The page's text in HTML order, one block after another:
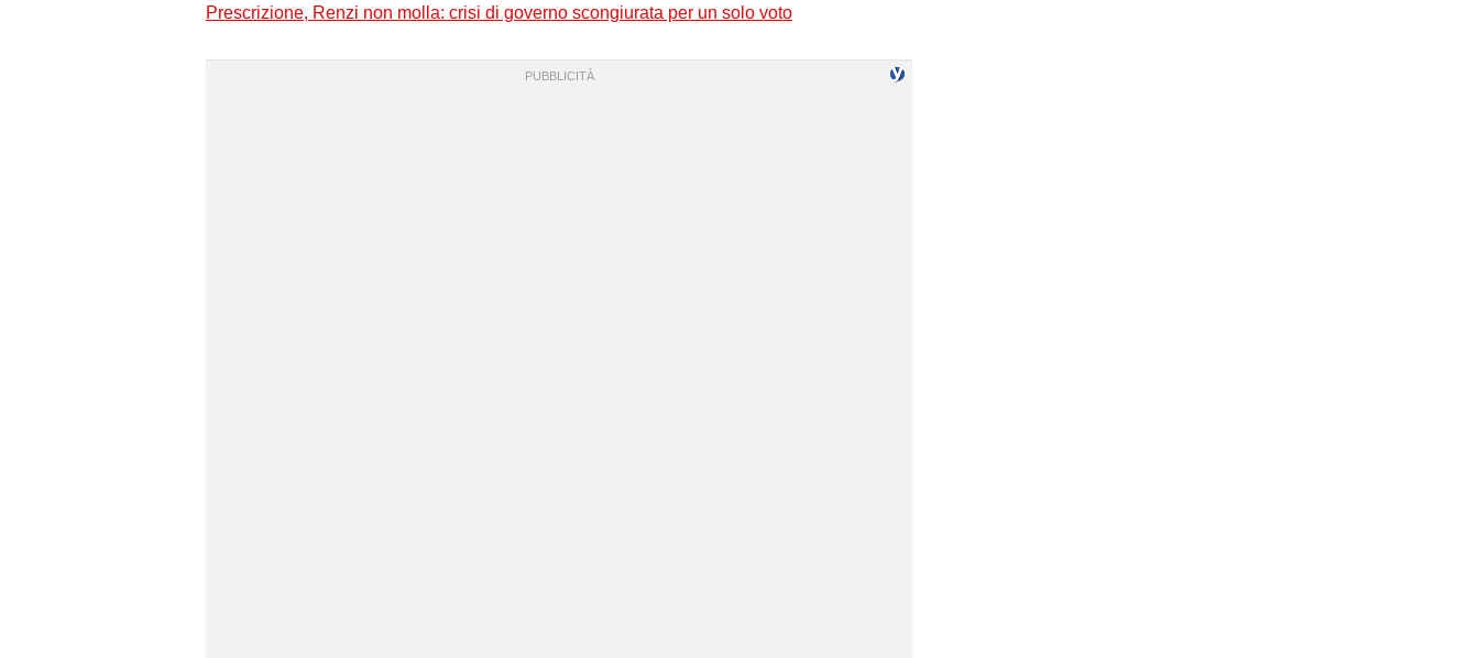
Prescrizione, Renzi non molla: crisi di governo scongiurata per un solo voto